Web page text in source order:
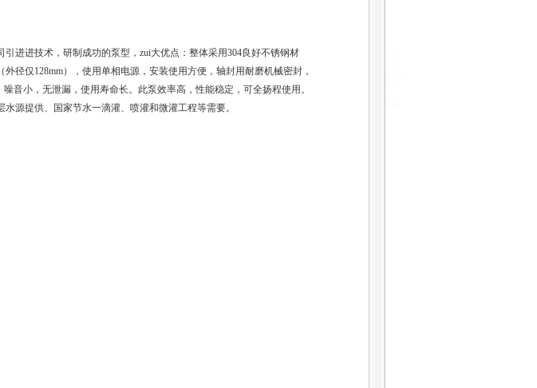
引进进技术，研制成功的泵型，zui大优点：整体采用304良好不锈钢材
径仅128mm），使用单相电源，安装使用方便，轴封用耐磨机械密封，
音小，无泄漏，使用寿命长。此泵效率高，性能稳定，可全扬程使用。
源提供、国家节水一滴灌、喷灌和微灌工程等需要。